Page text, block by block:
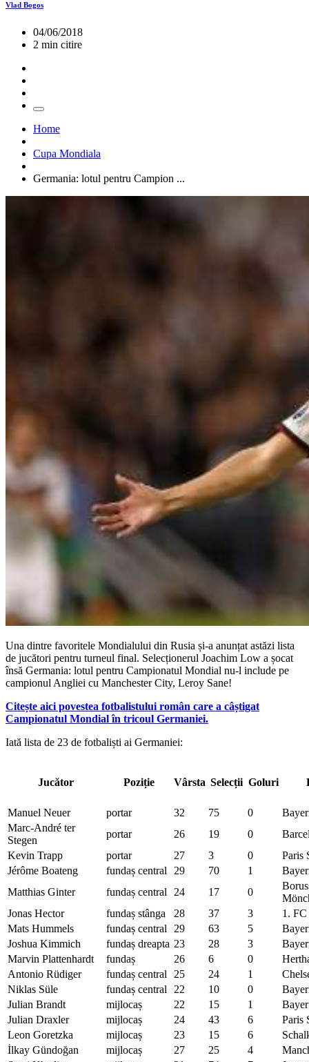
Vlad Bogos
04/06/2018
2 min citire
Home
Cupa Mondiala
Germania: lotul pentru Campion ...
Una dintre favoritele Mondialului din Rusia și-a anunțat astăzi lista
de jucători pentru turneul final. Selecționerul Joachim Low a șocat
însă Germania: lotul pentru Campionatul Mondial nu-l include pe
campionul Angliei cu Manchester City, Leroy Sane!
Citește aici povestea fotbalistului român care a câștigat
Campionatul Mondial în tricoul Germaniei.
Iată lista de 23 de fotbaliști ai Germaniei:
Jucător Poziție Vârsta Selecții Goluri
Manuel Neuer portar 32 75 0
Marc-André ter
Stegen
portar 26 19 0
Kevin Trapp
portar 27 3 0
Paris
Jérôme Boateng
fundaș central 29 70 1
Matthias Ginter
fundaș central 24 17 0
Jonas Hector
fundaș stânga 28 37 3
1.
Mats Hummels
fundaș central 29 63 5
Joshua Kimmich
fundaș dreapta 23 28 3
Marvin Plattenhardt
fundaș 26 6 0
Antonio Rüdiger
fundaș central 25 24 1
Niklas Süle
fundaș central 22 10 0
Julian Brandt
mijlocaș 22 15 1
Julian Draxler
mijlocaș 24 43 6
Paris
Leon Goretzka
mijlocaș 23 15 6
İlkay Gündoğan
mijlocaș 27 25 4